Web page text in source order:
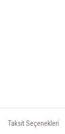
Taksit Seçenekleri